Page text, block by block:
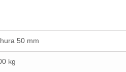
50 mm
kg